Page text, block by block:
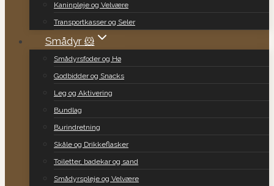
Kaninpleje og Velvære
Transportkasser og Seler
Smådyr 🐹
Smådyrsfoder og Hø
Godbidder og Snacks
Leg og Aktivering
Bundlag
Burindretning
Skåle og Drikkeflasker
Toiletter, badekar og sand
Smådyrspleje og Velvære